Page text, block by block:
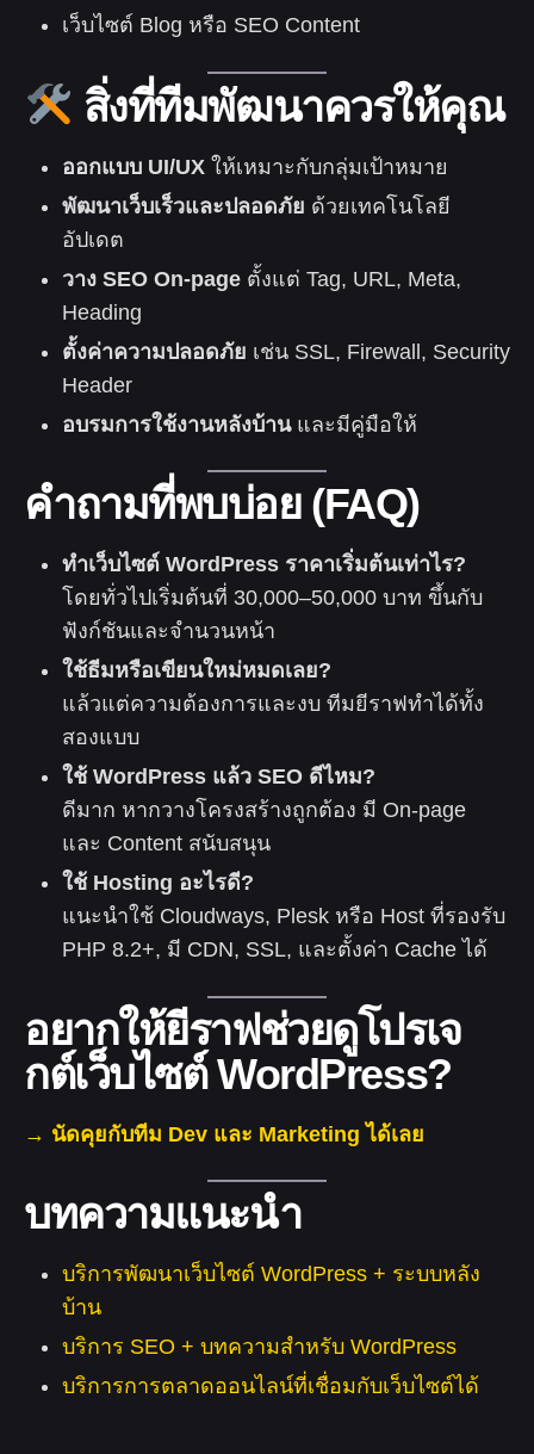
เว็บไซต์ Blog หรือ SEO Content
สิ่งที่ทีมพัฒนาควรให้คุณ
ออกแบบ UI/UX ให้เหมาะกับกลุ่มเป้าหมาย
พัฒนาเว็บเร็วและปลอดภัย ด้วยเทคโนโลยี
อัปเดต
วาง SEO On-page ตั้งแต่ Tag, URL, Meta,
Heading
ตั้งค่าความปลอดภัย เช่น SSL, Firewall, Security
Header
อบรมการใช้งานหลังบ้านและมีคู่มือให้
คำถามที่พบบ่อย (FAQ)
ทำเว็บไซต์ WordPress ราคาเริ่มต้นเท่าไร?
โดยทั่วไปเริ่มต้นที่ 30,000–50,000 บาท ขึ้นกับ
ฟังก์ชันและจำนวนหน้า
ใช้ธีมหรือเขียนใหม่หมดเลย?
แล้วแต่ความต้องการและงบ ทีมยีราฟทำได้ทั้ง
สองแบบ
ใช้ WordPress แล้ว SEO ดีไหม?
ดีมาก หากวางโครงสร้างถูกต้อง มี On-page
และ Content สนับสนุน
ใช้ Hosting อะไรดี?
แนะนำใช้ Cloudways, Plesk หรือ Host ที่รองรับ
PHP 8.2+, มี CDN, SSL, และตั้งค่า Cache ได้
อยากให้ยีราฟช่วยดูโปรเจ
กต์เว็บไซต์ WordPress?
→ นัดคุยกับทีม Dev และ Marketing ได้เลย
บทความแนะนำ
บริการพัฒนาเว็บไซต์ WordPress + ระบบหลัง
บ้าน
บริการ SEO + บทความสำหรับ WordPress
บริการการตลาดออนไลน์ที่เชื่อมกับเว็บไซต์ได้